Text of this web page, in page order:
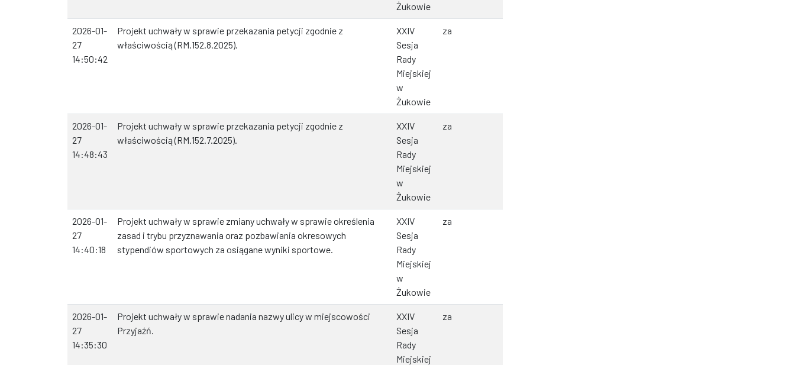
Żukowie
2026-01-
27
14:50:42
Projekt uchwały w sprawie przekazania petycji zgodnie z
właściwością (RM.152.8.2025).
XXIV
Sesja
Rady
Miejskiej
w
Żukowie
za
2026-01-
27
14:48:43
Projekt uchwały w sprawie przekazania petycji zgodnie z
właściwością (RM.152.7.2025).
XXIV
Sesja
Rady
Miejskiej
w
Żukowie
za
2026-01-
27
14:40:18
Projekt uchwały w sprawie zmiany uchwały w sprawie określenia
zasad i trybu przyznawania oraz pozbawiania okresowych
stypendiów sportowych za osiągane wyniki sportowe.
XXIV
Sesja
Rady
Miejskiej
w
Żukowie
za
2026-01-
27
14:35:30
Projekt uchwały w sprawie nadania nazwy ulicy w miejscowości
Przyjaźń.
XXIV
Sesja
Rady
Miejskiej
za